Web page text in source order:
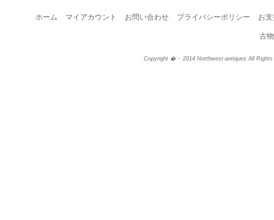
ホーム マイアカウント お問い合わせ プライバシーポリシー お
古
Copyright �・ 2014 Northwest-antiques All